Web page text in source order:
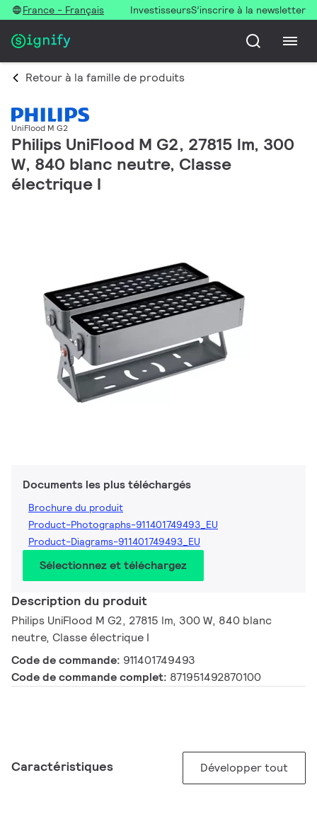
France - Français InvestisseursS’inscrire à la newsletter
Retour à la famille de produits
UniFlood M G2
Philips UniFlood M G2, 27815 lm, 300
W, 840 blanc neutre, Classe
électrique I
Documents les plus téléchargés
Brochure du produit
Product-Photographs-911401749493_EU
Product-Diagrams-911401749493_EU
Sélectionnez et téléchargez
Description du produit
Philips UniFlood M G2, 27815 lm, 300 W, 840 blanc
neutre, Classe électrique I
Code de commande: 911401749493
Code de commande complet: 871951492870100
Caractéristiques Développer tout